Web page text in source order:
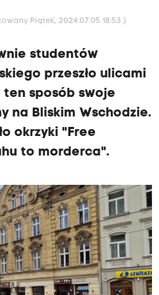
Piątek, 2024.07.05 18:53 )
studentów
przeszło ulicami
ten sposób swoje
na Bliskim Wschodzie.
okrzyki "Free
to morderca".